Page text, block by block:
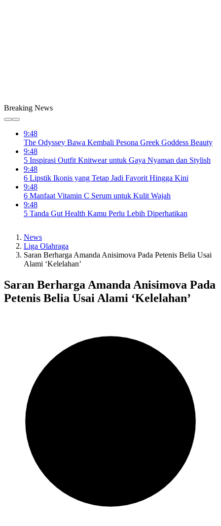
Breaking News
9:48
The Odyssey Bawa Kembali Pesona Greek Goddess Beauty
9:48
5 Inspirasi Outfit Knitwear untuk Gaya Nyaman dan Stylish
9:48
6 Lipstik Ikonis yang Tetap Jadi Favorit Hingga Kini
9:48
6 Manfaat Vitamin C Serum untuk Kulit Wajah
9:48
5 Tanda Gut Health Kamu Perlu Lebih Diperhatikan
News
Liga Olahraga
Saran Berharga Amanda Anisimova Pada Petenis Belia Usai
Alami ‘Kelelahan’
Saran Berharga Amanda Anisimova Pada
Petenis Belia Usai Alami ‘Kelelahan’